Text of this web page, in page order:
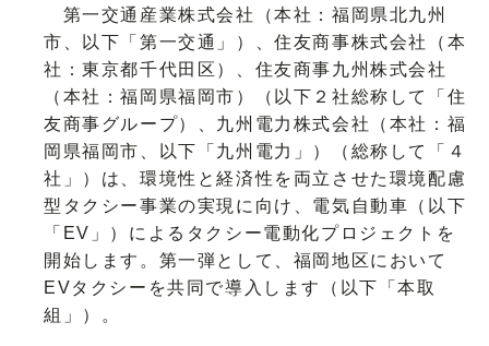
第一交通産業株式会社（本社：福岡県北九州
市、以下「第一交通」）、住友商事株式会社（本
社：東京都千代田区）、住友商事九州株式会社
（本社：福岡県福岡市）（以下２社総称して「住
友商事グループ）、九州電力株式会社（本社：福
岡県福岡市、以下「九州電力」）（総称して「４
社」）は、環境性と経済性を両立させた環境配慮
型タクシー事業の実現に向け、電気自動車（以下
「EV」）によるタクシー電動化プロジェクトを
開始します。第一弾として、福岡地区において
EVタクシーを共同で導入します（以下「本取
組」）。